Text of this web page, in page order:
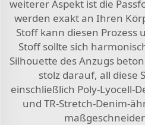
weiterer Aspekt ist die
werden exakt an Ihren
Stoff kann diesen
Stoff sollte sich
Silhouette des Anzugs
stolz darauf, all diese
einschließlich Poly-Lyocell-
und TR-Stretch-Denim-